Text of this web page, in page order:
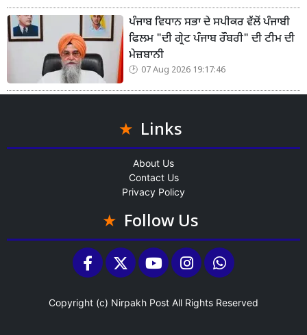
ਪੰਜਾਬ ਵਿਧਾਨ ਸਭਾ ਦੇ ਸਪੀਕਰ ਵੱਲੋਂ ਪੰਜਾਬੀ
ਫਿਲਮ "ਦੀ ਗ੍ਰੇਟ ਪੰਜਾਬ ਰੌਬਰੀ" ਦੀ ਟੀਮ ਦੀ
ਮੇਜ਼ਬਾਨੀ
07 Aug 2026 19:17:46
Links
About Us
Contact Us
Privacy Policy
Follow Us
Copyright (c) Nirpakh Post All Rights Reserved